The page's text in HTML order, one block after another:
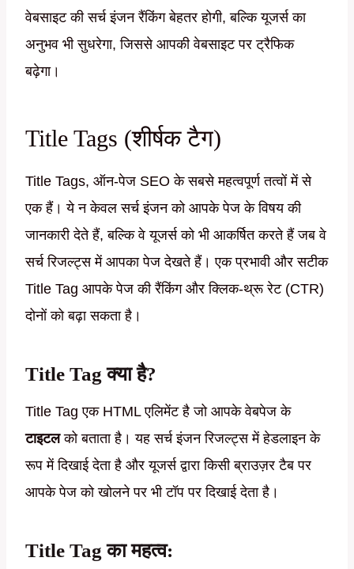
वेबसाइट की सर्च इंजन रैंकिंग बेहतर होगी, बल्कि यूजर्स का
अनुभव भी सुधरेगा, जिससे आपकी वेबसाइट पर ट्रैफिक
बढ़ेगा।
Title Tags (शीर्षक टैग)
Title Tags, ऑन-पेज SEO के सबसे महत्वपूर्ण तत्वों में से
एक हैं। ये न केवल सर्च इंजन को आपके पेज के विषय की
जानकारी देते हैं, बल्कि वे यूजर्स को भी आकर्षित करते हैं जब वे
सर्च रिजल्ट्स में आपका पेज देखते हैं। एक प्रभावी और सटीक
Title Tag आपके पेज की रैंकिंग और क्लिक-थ्रू रेट (CTR)
दोनों को बढ़ा सकता है।
Title Tag क्या है?
Title Tag एक HTML एलिमेंट है जो आपके वेबपेज के
टाइटलको बताता है। यह सर्च इंजन रिजल्ट्स में हेडलाइन के
रूप में दिखाई देता है और यूजर्स द्वारा किसी ब्राउज़र टैब पर
आपके पेज को खोलने पर भी टॉप पर दिखाई देता है।
Title Tag का महत्व: